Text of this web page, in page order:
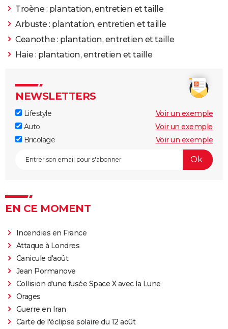
Troène : plantation, entretien et taille
Arbuste : plantation, entretien et taille
Ceanothe : plantation, entretien et taille
Haie : plantation, entretien et taille
NEWSLETTERS
Lifestyle
Voir un exemple
Auto
Voir un exemple
Bricolage
Voir un exemple
EN CE MOMENT
Incendies en France
Attaque à Londres
Canicule d'août
Jean Pormanove
Collision d'une fusée Space X avec la Lune
Orages
Guerre en Iran
Carte de l'éclipse solaire du 12 août